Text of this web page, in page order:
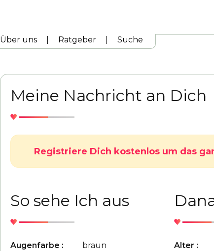
Über uns Ratgeber Suche
Meine Nachricht an Dich
Registriere Dich kostenlos um das
So sehe Ich aus
Augenfarbe :
braun
Alter :